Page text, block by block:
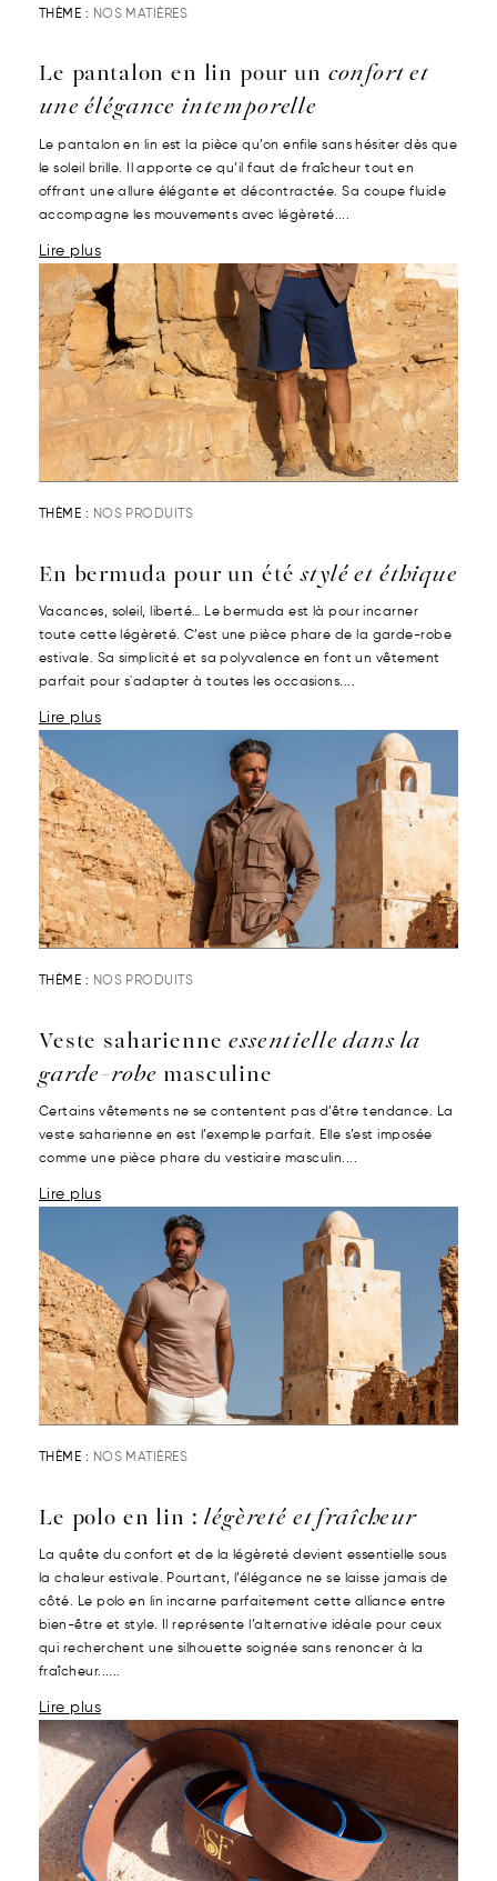
THÈME : NOS MATIÈRES
Le pantalon en lin pour un confort et
une élégance intemporelle
Le pantalon en lin est la pièce qu’on enfile sans hésiter dès que
le soleil brille. Il apporte ce qu’il faut de fraîcheur tout en
offrant une allure élégante et décontractée. Sa coupe fluide
accompagne les mouvements avec légèreté....
Lire plus
THÈME : NOS PRODUITS
En bermuda pour un étéstylé et éthique
Vacances, soleil, liberté… Le bermuda est là pour incarner
toute cette légèreté. C’est une pièce phare de la garde-robe
estivale. Sa simplicité et sa polyvalence en font un vêtement
parfait pour s'adapter à toutes les occasions....
Lire plus
THÈME : NOS PRODUITS
Veste saharienneessentielle dans la
garde-robe masculine
Certains vêtements ne se contentent pas d’être tendance. La
veste saharienne en est l’exemple parfait. Elle s’est imposée
comme une pièce phare du vestiaire masculin....
Lire plus
THÈME : NOS MATIÈRES
Le polo en lin :légèreté et fraîcheur
La quête du confort et de la légèreté devient essentielle sous
la chaleur estivale. Pourtant, l’élégance ne se laisse jamais de
côté. Le polo en lin incarne parfaitement cette alliance entre
bien-être et style. Il représente l’alternative idéale pour ceux
qui recherchent une silhouette soignée sans renoncer à la
fraîcheur......
Lire plus